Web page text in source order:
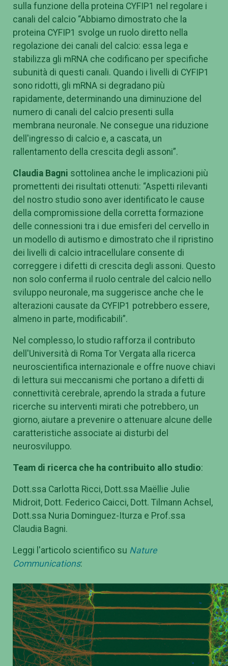
sulla funzione della proteina CYFIP1 nel regolare i
canali del calcio “Abbiamo dimostrato che la
proteina CYFIP1 svolge un ruolo diretto nella
regolazione dei canali del calcio: essa lega e
stabilizza gli mRNA che codificano per specifiche
subunità di questi canali. Quando i livelli di CYFIP1
sono ridotti, gli mRNA si degradano più
rapidamente, determinando una diminuzione del
numero di canali del calcio presenti sulla
membrana neuronale. Ne consegue una riduzione
dell'ingresso di calcio e, a cascata, un
rallentamento della crescita degli assoni”.
Claudia Bagni sottolinea anche le implicazioni più
promettenti dei risultati ottenuti: “Aspetti rilevanti
del nostro studio sono aver identificato le cause
della compromissione della corretta formazione
delle connessioni tra i due emisferi del cervello in
un modello di autismo e dimostrato che il ripristino
dei livelli di calcio intracellulare consente di
correggere i difetti di crescita degli assoni. Questo
non solo conferma il ruolo centrale del calcio nello
sviluppo neuronale, ma suggerisce anche che le
alterazioni causate da CYFIP1 potrebbero essere,
almeno in parte, modificabili”.
Nel complesso, lo studio rafforza il contributo
dell'Università di Roma Tor Vergata alla ricerca
neuroscientifica internazionale e offre nuove chiavi
di lettura sui meccanismi che portano a difetti di
connettività cerebrale, aprendo la strada a future
ricerche su interventi mirati che potrebbero, un
giorno, aiutare a prevenire o attenuare alcune delle
caratteristiche associate ai disturbi del
neurosviluppo.
Team di ricerca che ha contribuito allo studio:
Dott.ssa Carlotta Ricci, Dott.ssa Maëllie Julie
Midroit, Dott. Federico Caicci, Dott. Tilmann Achsel,
Dott.ssa Nuria Dominguez-Iturza e Prof.ssa
Claudia Bagni.
Leggi l'articolo scientifico su Nature
Communications: